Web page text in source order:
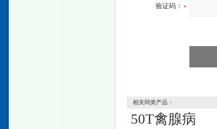
验证码：
相关同类产品：
50T禽腺病